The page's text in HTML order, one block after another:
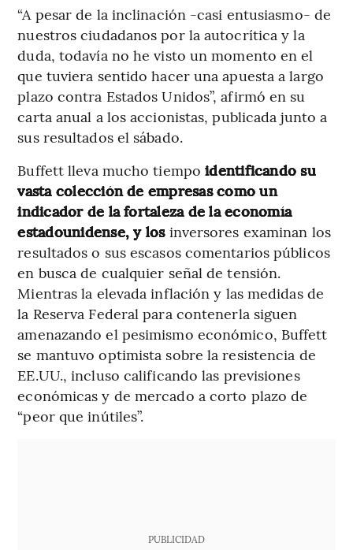
“A pesar de la inclinación -casi entusiasmo- de
nuestros ciudadanos por la autocrítica y la
duda, todavía no he visto un momento en el
que tuviera sentido hacer una apuesta a largo
plazo contra Estados Unidos”, afirmó en su
carta anual a los accionistas, publicada junto a
sus resultados el sábado.
Buffett lleva mucho tiempoidentificando su
vasta colección de empresas como un
indicador de la fortaleza de la economía
estadounidense, y losinversores examinan los
resultados o sus escasos comentarios públicos
en busca de cualquier señal de tensión.
Mientras la elevada inflación y las medidas de
la Reserva Federal para contenerla siguen
amenazando el pesimismo económico, Buffett
se mantuvo optimista sobre la resistencia de
EE.UU., incluso calificando las previsiones
económicas y de mercado a corto plazo de
“peor que inútiles”.
PUBLICIDAD